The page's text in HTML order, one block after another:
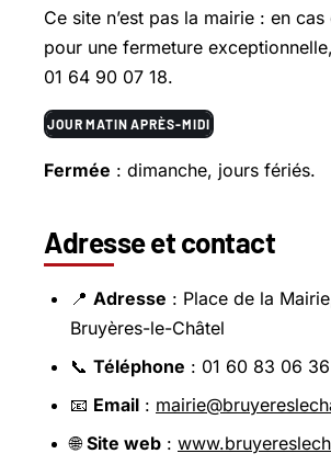
Ce site n’est pas la mairie : en
pour une fermeture
01 64 90 07 18.
JOUR MATIN APRÈS-MIDI
Fermée : dimanche, jours fériés.
Adresse et contact
📍 Adresse : Place de la
Bruyères-le-Châtel
📞 Téléphone : 01 60 83 06 36
📧 Email :
🌐Site web :